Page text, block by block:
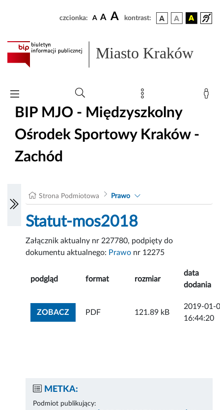
czcionka: A A A kontrast:
Miasto Kraków
BIP MJO - Międzyszkolny
Ośrodek Sportowy Kraków -
Zachód
Strona Podmiotowa Prawo
Statut-mos2018
Załącznik aktualny nr 227780, podpięty do
dokumentu aktualnego: Prawo nr 12275
podgląd format rozmiar
data
dodania
ZOBACZZOBACZ ZAŁĄCZNIK
PDF 121.89 kB
2019-01-
16:44:20
METKA:
Podmiot publikujący: